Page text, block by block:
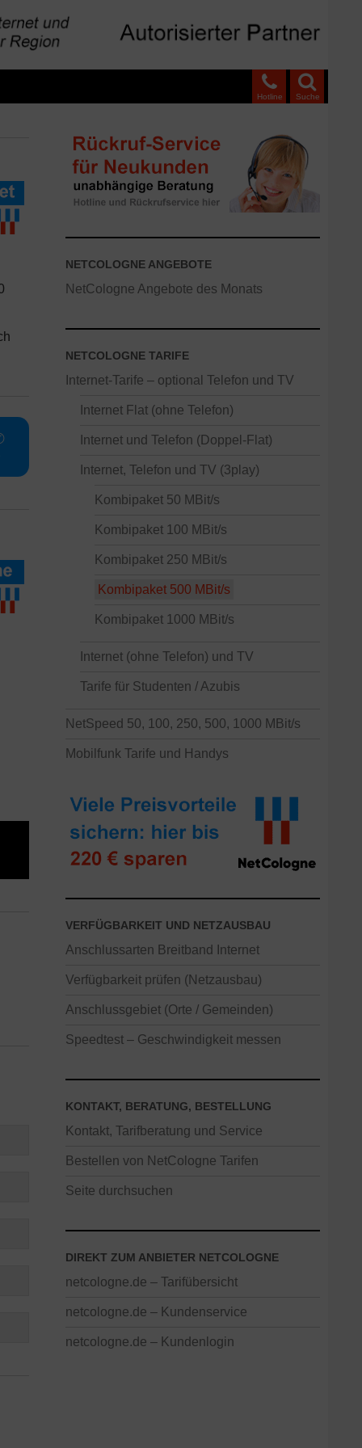
Suche
Hotline
NETCOLOGNE ANGEBOTE
NetCologne Angebote des Monats
NETCOLOGNE TARIFE
Internet-Tarife – optional Telefon und TV
Internet Flat (ohne Telefon)
Internet und Telefon (Doppel-Flat)
Internet, Telefon und TV (3play)
Kombipaket 50 MBit/s
Kombipaket 100 MBit/s
Kombipaket 250 MBit/s
Kombipaket 500 MBit/s
Kombipaket 1000 MBit/s
Internet (ohne Telefon) und TV
Tarife für Studenten / Azubis
NetSpeed 50, 100, 250, 500, 1000 MBit/s
Mobilfunk Tarife und Handys
VERFÜGBARKEIT UND NETZAUSBAU
Anschlussarten Breitband Internet
Verfügbarkeit prüfen (Netzausbau)
Anschlussgebiet (Orte / Gemeinden)
Speedtest – Geschwindigkeit messen
KONTAKT, BERATUNG, BESTELLUNG
Kontakt, Tarifberatung und Service
Bestellen von NetCologne Tarifen
Seite durchsuchen
DIREKT ZUM ANBIETER NETCOLOGNE
netcologne.de – Tarifübersicht
netcologne.de – Kundenservice
netcologne.de – Kundenlogin